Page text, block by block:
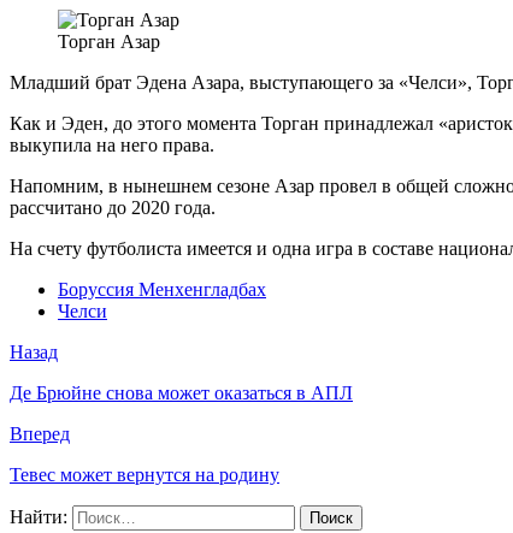
Торган Азар
Младший брат Эдена Азара, выступающего за «Челси»,
Как и Эден, до этого момента Торган принадлежал
выкупила на него права.
Напомним, в нынешнем сезоне Азар провел в общей
рассчитано до 2020 года.
На счету футболиста имеется и одна игра в составе
Боруссия Менхенгладбах
Челси
Назад
Де Брюйне снова может оказаться в АПЛ
Вперед
Тевес может вернутся на родину
Найти: